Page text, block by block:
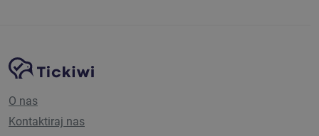
Navigacija spletnega mesta
Platforma Tickiwi
O nas
Kontaktiraj nas